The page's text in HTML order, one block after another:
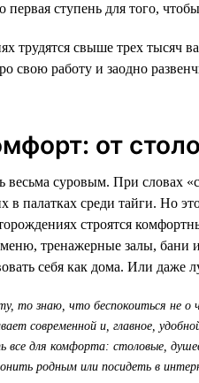
первая ступень для того,
трудятся свыше трех тысяч
свою работу и заодно
от
весьма суровым. При словах
палатках среди тайги. Но
строятся
тренажерные залы, бани
себя как дома. Или даже
то знаю, что беспокоиться не
современной и, главное,
все для комфорта: столовые,
родным или посидеть в